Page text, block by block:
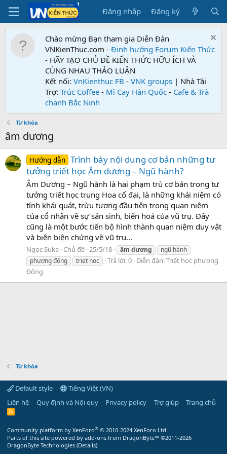
Đăng nhập Đăng ký
Chào mừng Bạn tham gia Diễn Đàn
VNKienThuc.com - Định hướng Forum Kiến Thức
- HÃY TẠO CHỦ ĐỀ KIẾN THỨC HỮU ÍCH VÀ
CÙNG NHAU THẢO LUẬN
Kết nối: VnKienthuc FB - VNK groups | Nhà Tài
Trợ: Trúc Coffee - Mì Cay Hàn Quốc - Cafe & Trà
chanh Bắc Ninh
Từ khóa
âm dương
Hướng dẫn Trình bày nội dung cơ bản những tư
tưởng triết học Âm dương – Ngũ hành?
Âm Dương – Ngũ hành là hai phạm trù cơ bản trong tư
tưởng triết học trung Hoa cổ đại, là những khái niệm có
tính khái quát, trừu tượng đầu tiên trong quan niệm
của cổ nhân về sự sản sinh, biến hoá của vũ trụ. Đây
cũng là một bước tiến bộ hình thành quan niệm duy vật
và biện biện chứng về vũ trụ...
Ngọc Suka Chủ đề 25/5/18 âm dương
ngũ hành
phương đông
triet hoc Trả lời: 0 Diễn đàn:Triết học phương
Đông
Từ khóa
Default style
Tiếng Việt (VN)
Liên hệ
Quy định và Nội quy Privacy policy Trợ giúp Trang chủ
R
Community platform by XenForo® © 2010-2024 XenForo Ltd.
Parts of this site powered by add-ons from DragonByte™ ©2011-2026
DragonByte Technologies (Details)